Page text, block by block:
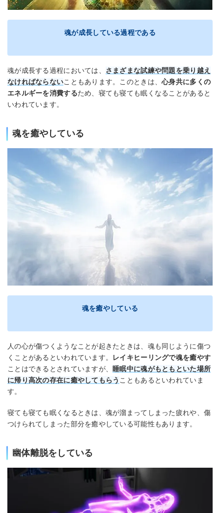
魂が成長している過程である
魂が成長する過程においては、 さまざまな試練や問題を乗り越え
なければならないこともあります。このときは、心身共に多くの
エネルギーを消費するため、寝ても寝ても眠くなることがあると
いわれています。
魂を癒やしている
魂を癒やしている
人の心が傷つくようなことが起きたときは、魂も同じように傷つ
くことがあるといわれています。
レイキヒーリングで魂を癒やす
ことはできるとされていますが、
睡眠中に魂がもともといた場所
に帰り高次の存在に癒やしてもらう こともあるといわれていま
す。
寝ても寝ても眠くなるときは、魂が溜まってしまった疲れや、傷
つけられてしまった部分を癒やしている可能性もあります。
幽体離脱をしている